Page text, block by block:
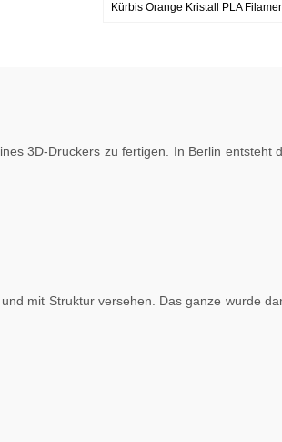
Kürbis Orange Kristall PLA
3D-Druckers zu fertigen. In Berlin entsteht
mit Struktur versehen. Das ganze wurde